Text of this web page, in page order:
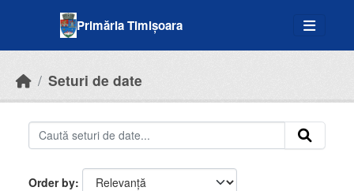
Primăria Timișoara
Seturi de date
Order by